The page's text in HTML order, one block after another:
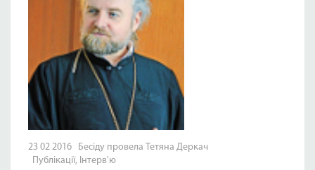
23 02 2016 Бесіду провела Тетяна Деркач
Публікації, Інтерв'ю